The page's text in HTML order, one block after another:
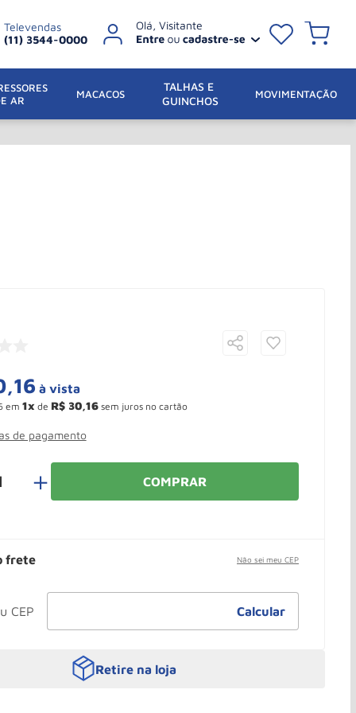
Televendas
(11) 3544-0000
AR
MACACOS
TALHAS E
GUINCHOS
MOVIMENTAÇÃO
,16 à vista
em 1 de R$ 30,16sem juros no cartão
de pagamento
＋ COMPRAR
frete Não sei meu CEP
Retire na loja